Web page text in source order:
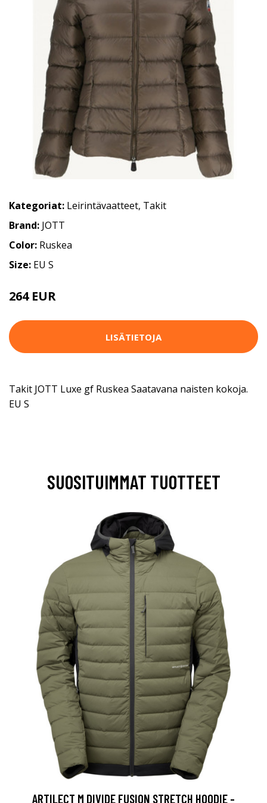
Kategoriat: Leirintävaatteet, Takit
Brand: JOTT
Color: Ruskea
Size: EU S
264 EUR
LISÄTIETOJA
Takit JOTT Luxe gf Ruskea Saatavana naisten kokoja.
EU S
SUOSITUIMMAT TUOTTEET
ARTILECT M DIVIDE FUSION STRETCH HOODIE -